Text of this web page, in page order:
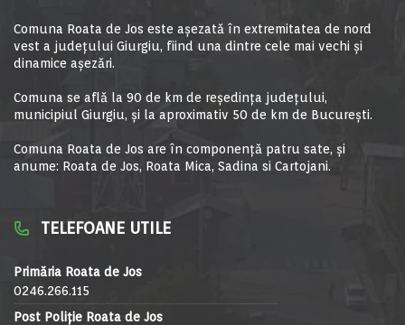
Comuna Roata de Jos este aşezată în extremitatea de nord
vest a judeţului Giurgiu, fiind una dintre cele mai vechi şi
dinamice aşezări.
Comuna se află la 90 de km de reşedinţa judeţului,
municipiul Giurgiu, şi la aproximativ 50 de km de Bucureşti.
Comuna Roata de Jos are în componență patru sate, și
anume: Roata de Jos, Roata Mica, Sadina si Cartojani.
TELEFOANE UTILE
Primăria Roata de Jos
0246.266.115
Post Poliție Roata de Jos